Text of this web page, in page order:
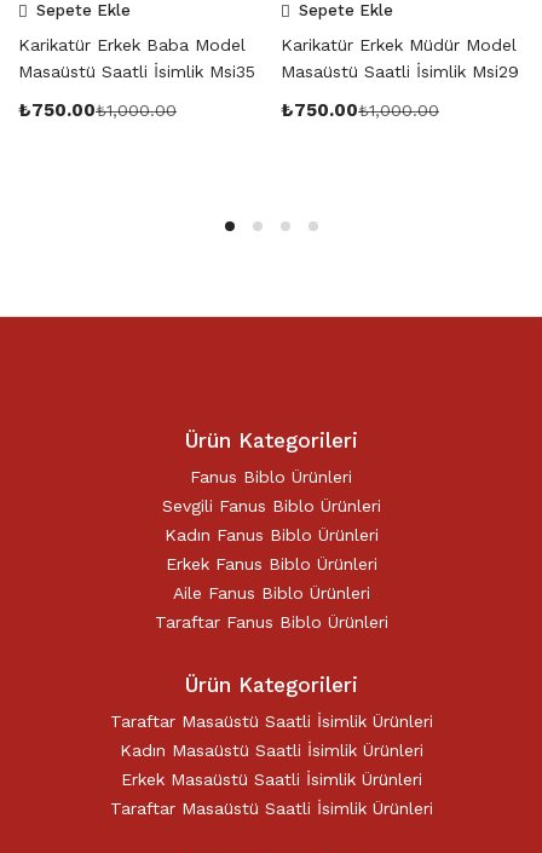
Sepete Ekle
Karikatür Erkek Baba Model
Masaüstü Saatli İsimlik Msi35
₺750.00₺1,000.00
Sepete Ekle
Karikatür Erkek Müdür Model
Masaüstü Saatli İsimlik Msi29
₺750.00₺1,000.00
Ürün Kategorileri
Fanus Biblo Ürünleri
Sevgili Fanus Biblo Ürünleri
Kadın Fanus Biblo Ürünleri
Erkek Fanus Biblo Ürünleri
Aile Fanus Biblo Ürünleri
Taraftar Fanus Biblo Ürünleri
Ürün Kategorileri
Taraftar Masaüstü Saatli İsimlik Ürünleri
Kadın Masaüstü Saatli İsimlik Ürünleri
Erkek Masaüstü Saatli İsimlik Ürünleri
Taraftar Masaüstü Saatli İsimlik Ürünleri